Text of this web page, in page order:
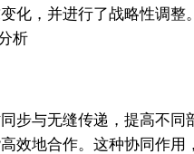
化，并进行了战略性调整
步与无缝传递，提高不同
效地合作。这种协同作用